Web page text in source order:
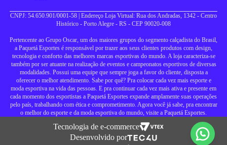
CNPJ: 54.650.901/0001-58 | Endereço Loja Virtual: Rua dos Andradas, 1342 - Centro
Histórico - Porto Alegre - RS - CEP 90020-008
Pertencente ao Grupo Oscar, um dos maiores grupos do segmento calçadista do Brasil,
a Paquetá Esportes é responsável por trazer aos seus clientes produtos com design,
tecnologia e conforto das melhores marcas esportivas do mundo. A loja caracteriza-se
também por ser atuante na realização de eventos e campeonatos esportivos de diversas
modalidades. Possui uma equipe que sempre joga a favor do cliente, disposta a
oferecer o melhor atendimento. Sabe por quê? Pra colocar cada vez mais esporte e
moda esportiva na vida das pessoas. E pra continuar cada vez mais ativa e presente em
cada momento dos esportistas a Paquetá Esportes expande amplamente suas operações
pelo país, trabalhando com ética e comprometimento. Agora você já sabe, pra encontrar
o melhor do esporte e da moda esportiva do mundo, visite a Paquetá Esportes.
Tecnologia de e-commerce
Desenvolvido por